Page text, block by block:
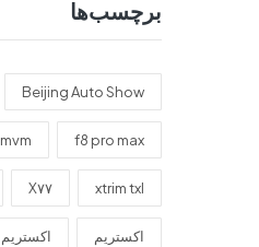
برچسب‌ها
Beijing Auto Show
f8 pro max
mvm
xtrim txl X۷۷
اکستریم اکستریم lx